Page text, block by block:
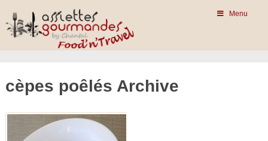
Menu
cèpes poêlés Archive